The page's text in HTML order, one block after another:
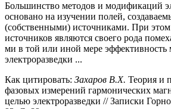
Большинство методов и модификаций
основано на изуче­нии полей,
(собственными) источниками. При
источников являются своего рода
ми в той или иной мере эффективность
электроразведки ...
Как цитировать: Захаров В.Х. Теория и
фазовых измерений гармонических
целью электроразведки // Записки